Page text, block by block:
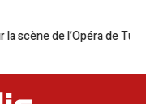
l’Opéra de Tunis